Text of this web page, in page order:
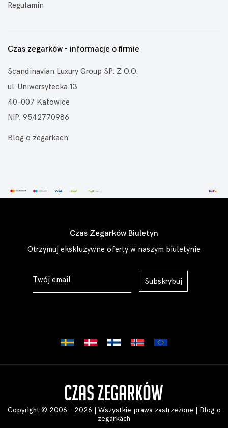
Regulamin
Czas zegarków - informacje o firmie
Scandinavian Luxury Group SP. Z O.O.
ul. Uniwersytecka 13
40-007 Katowice
NIP: 9542770986
Blog o zegarkach
Czas Zegarków Biuletyn
Otrzymuj ekskluzywne oferty w naszym biuletynie
Subskrybuj
Copyright © 2006 - 2026 | Wszystkie prawa zastrzeżone | Blog o
zegarkach